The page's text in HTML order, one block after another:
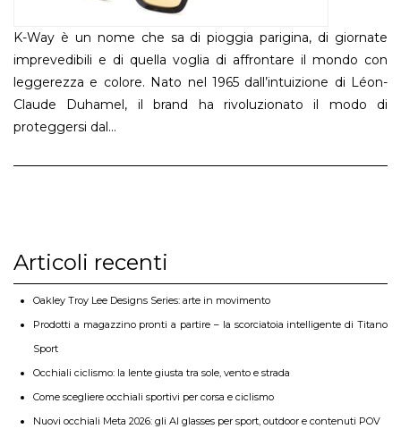
K-Way è un nome che sa di pioggia parigina, di giornate
imprevedibili e di quella voglia di affrontare il mondo con
leggerezza e colore. Nato nel 1965 dall’intuizione di Léon-
Claude Duhamel, il brand ha rivoluzionato il modo di
proteggersi dal...
Articoli recenti
Oakley Troy Lee Designs Series: arte in movimento
Prodotti a magazzino pronti a partire – la scorciatoia intelligente di Titano
Sport
Occhiali ciclismo: la lente giusta tra sole, vento e strada
Come scegliere occhiali sportivi per corsa e ciclismo
Nuovi occhiali Meta 2026: gli AI glasses per sport, outdoor e contenuti POV